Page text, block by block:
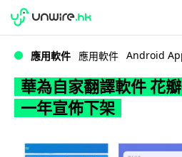
WWDC 2026
應用軟件 應用軟件 Android
華為自家翻譯軟件 花
一年宣佈下架